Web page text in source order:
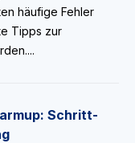
häufige Fehler
Tipps zur
Schritt-